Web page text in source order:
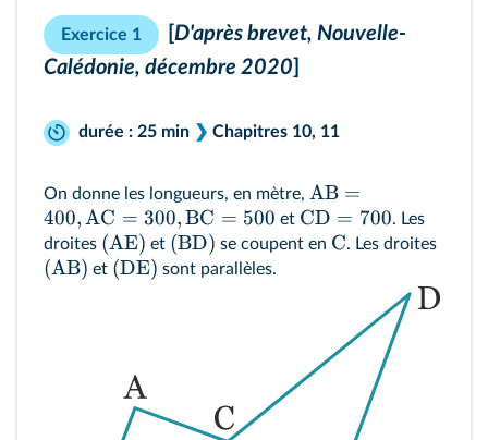
Exercice 1
D'après brevet, Nouvelle-
Calédonie, décembre 2020
durée : 25 min ❯ Chapitres 10, 11
On donne les longueurs, en mètre, AB =
400,AC = 300,BC = 500 et CD = 700. Les
droites (AE) et (BD) se coupent en C. Les droites
(AB) et (DE) sont parallèles.